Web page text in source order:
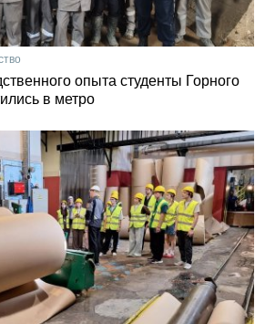
опыта студенты Горного
в метро